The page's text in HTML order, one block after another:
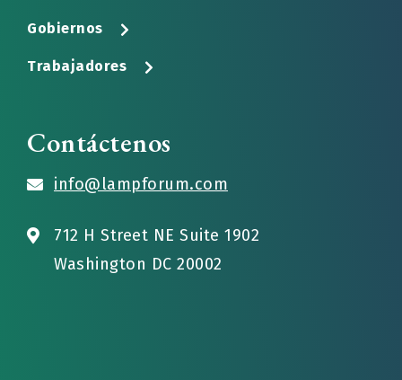
Gobiernos
Trabajadores
Contáctenos
info@lampforum.com
712 H Street NE Suite 1902
Washington DC 20002